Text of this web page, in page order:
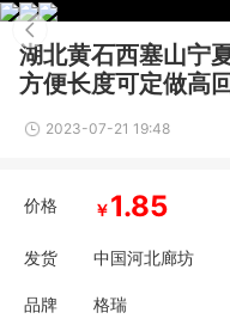
湖北黄石西塞山宁
方便长度可定做高
2023-07-21 19:48
价格 ￥1.85
发货 中国河北廊坊
品牌 格瑞